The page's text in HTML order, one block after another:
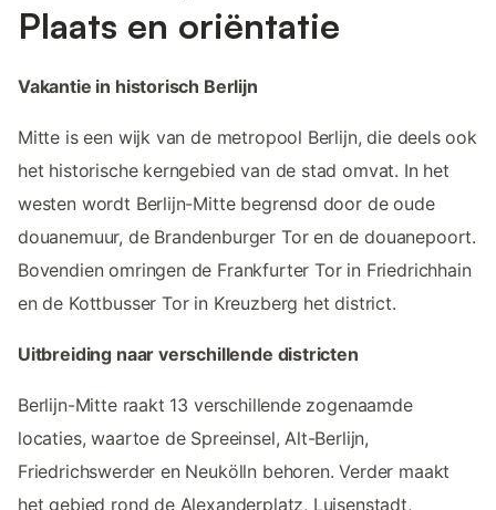
Plaats en oriëntatie
Vakantie in historisch Berlijn
Mitte is een wijk van de metropool Berlijn, die deels ook
het historische kerngebied van de stad omvat. In het
westen wordt Berlijn-Mitte begrensd door de oude
douanemuur, de Brandenburger Tor en de douanepoort.
Bovendien omringen de Frankfurter Tor in Friedrichhain
en de Kottbusser Tor in Kreuzberg het district.
Uitbreiding naar verschillende districten
Berlijn-Mitte raakt 13 verschillende zogenaamde
locaties, waartoe de Spreeinsel, Alt-Berlijn,
Friedrichswerder en Neukölln behoren. Verder maakt
het gebied rond de Alexanderplatz, Luisenstadt,